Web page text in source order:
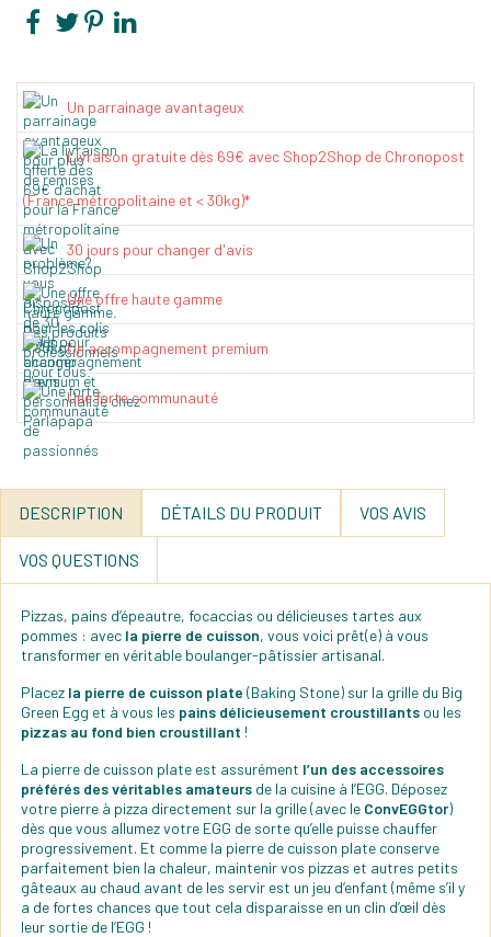
Un parrainage avantageux
Livraison gratuite dès 69€ avec Shop2Shop de Chronopost
(France métropolitaine et < 30kg)*
30 jours pour changer d'avis
Une offre haute gamme
Un accompagnement premium
Une forte communauté
DESCRIPTION DÉTAILS DU PRODUIT VOS AVIS
VOS QUESTIONS
Pizzas, pains d’épeautre, focaccias ou délicieuses tartes aux
pommes : avec la pierre de cuisson, vous voici prêt(e) à vous
transformer en véritable boulanger-pâtissier artisanal.
Placez la pierre de cuisson plate (Baking Stone) sur la grille du Big
Green Egg et à vous les pains délicieusement croustillants ou les
pizzas au fond bien croustillant !
La pierre de cuisson plate est assurément l’un des accessoires
préférés des véritables amateurs de la cuisine à l’EGG. Déposez
votre pierre à pizza directement sur la grille (avec le ConvEGGtor)
dès que vous allumez votre EGG de sorte qu’elle puisse chauffer
progressivement. Et comme la pierre de cuisson plate conserve
parfaitement bien la chaleur, maintenir vos pizzas et autres petits
gâteaux au chaud avant de les servir est un jeu d’enfant (même s’il y
a de fortes chances que tout cela disparaisse en un clin d’œil dès
leur sortie de l’EGG !